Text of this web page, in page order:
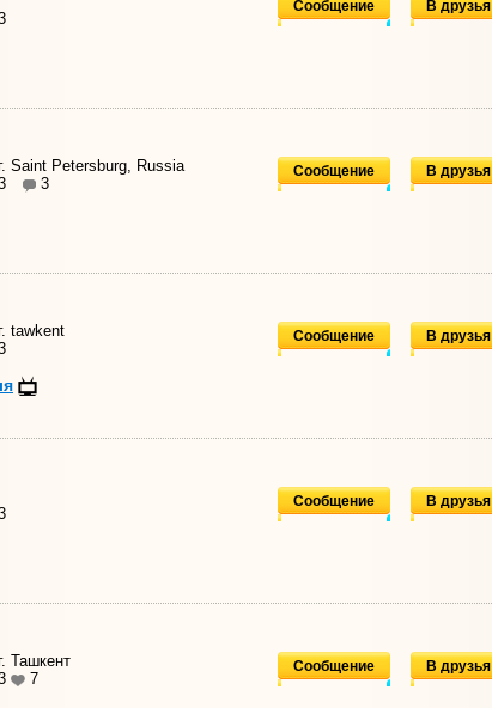
В друзья
Сообщение
В друзья
Сообщение
Saint Petersburg, Russia
3
В друзья
Сообщение
tawkent
В друзья
Сообщение
В друзья
Сообщение
Ташкент
7